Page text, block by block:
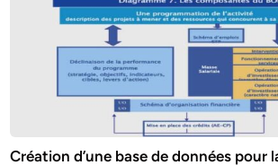
Création d’une base de données pour